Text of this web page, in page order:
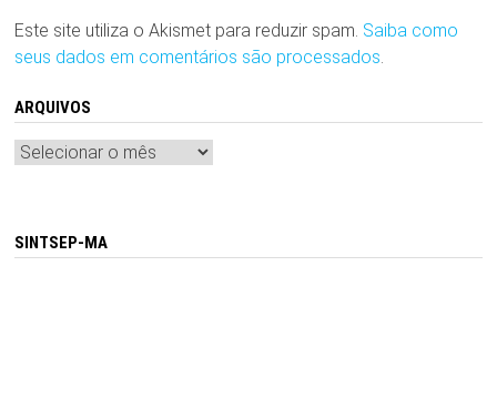
Este site utiliza o Akismet para reduzir spam. Saiba como
seus dados em comentários são processados.
ARQUIVOS
Arquivos
SINTSEP-MA